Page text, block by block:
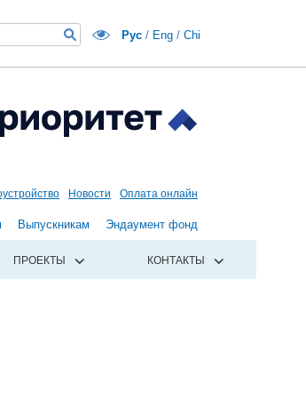
Рус / Eng / Chi
Новости Оплата онлайн
Выпускникам Эндаумент фонд
ПРОЕКТЫ КОНТАКТЫ